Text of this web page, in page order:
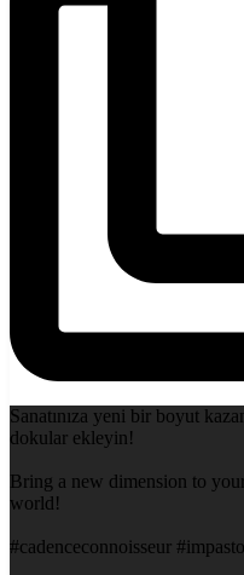
Sanatınıza yeni bir boyut
dokular ekleyin!
Bring a new dimension to
world!
#cadenceconnoisseur